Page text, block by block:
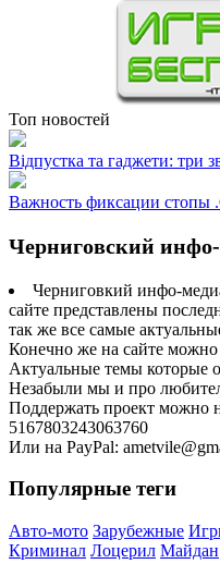
Топ новостей
Відпустка та гаджети: три
Важность фиксации стопы
Черниговский
Черниговкий инфо-
сайте представлены
так же все самые
Конечно же на сайте
Актуальные темы которые
Незабыли мы и про
Поддержать проект можно
5167803243063760
Или на PayPal:
Популярные теги
Авто-мото Зарубежные
Криминал Лоцерил Майдан